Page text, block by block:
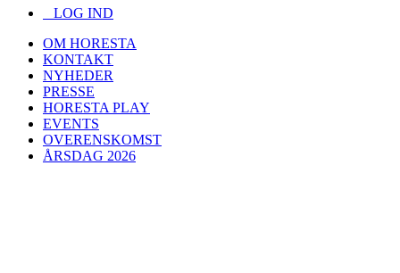
LOG IND
OM HORESTA
KONTAKT
NYHEDER
PRESSE
HORESTA PLAY
EVENTS
OVERENSKOMST
ÅRSDAG 2026